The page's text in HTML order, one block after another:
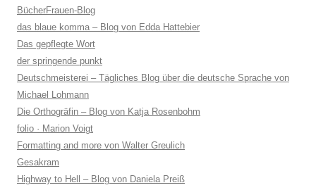
BücherFrauen-Blog
das blaue komma – Blog von Edda Hattebier
Das gepflegte Wort
der springende punkt
Deutschmeisterei – Tägliches Blog über die deutsche Sprache von
Michael Lohmann
Die Orthogräfin – Blog von Katja Rosenbohm
folio · Marion Voigt
Formatting and more von Walter Greulich
Gesakram
Highway to Hell – Blog von Daniela Preiß